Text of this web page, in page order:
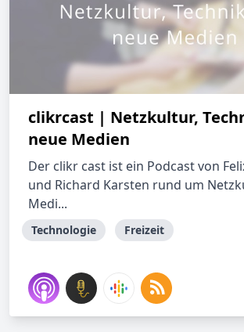
clikrcast | Netzkultur,
neue Medien
Der clikr cast ist ein Podcast von
und Richard Karsten rund um
Medi...
Technologie Freizeit